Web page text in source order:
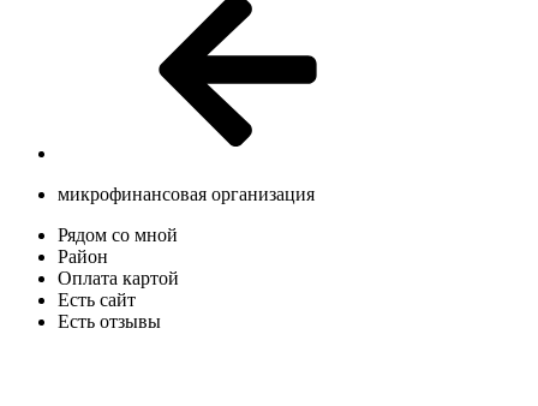
микрофинансовая организация
Рядом со мной
Район
Оплата картой
Есть сайт
Есть отзывы